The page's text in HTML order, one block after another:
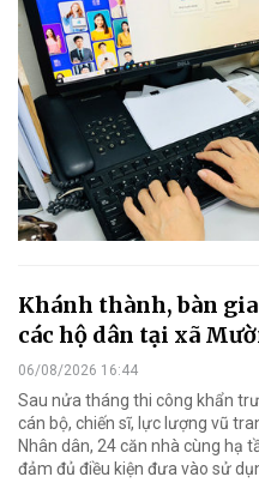
Khánh thành, bàn
các hộ dân tại xã
06/08/2026 16:44
Sau nửa tháng thi công khẩn
cán bộ, chiến sĩ, lực lượng vũ
Nhân dân, 24 căn nhà cùng hạ
đảm đủ điều kiện đưa vào sử